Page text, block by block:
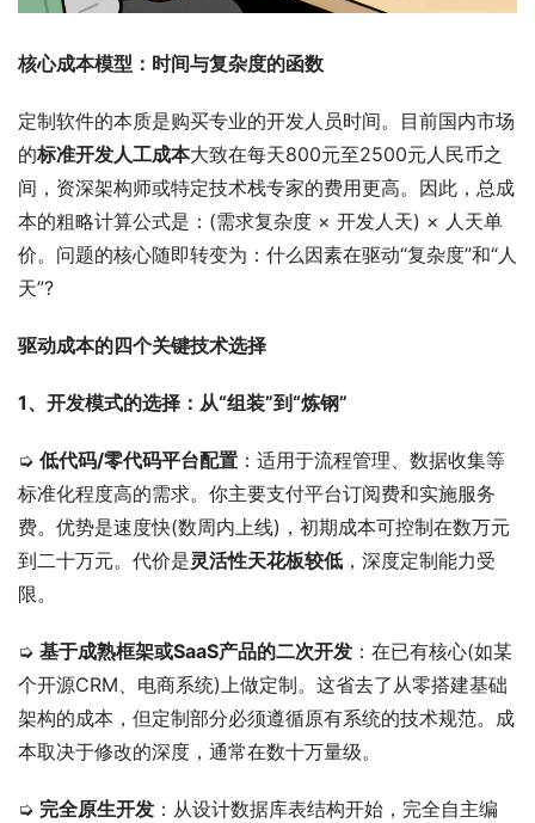
核心成本模型：时间与复杂度的函数
定制软件的本质是购买专业的开发人员时间。目前国内市场
的标准开发人工成本大致在每天800元至2500元人民币之
间，资深架构师或特定技术栈专家的费用更高。因此，总成
本的粗略计算公式是：(需求复杂度 × 开发人天) × 人天单
价。问题的核心随即转变为：什么因素在驱动“复杂度”和“人
天”?
驱动成本的四个关键技术选择
1、开发模式的选择：从“组装”到“炼钢”
➭ 低代码/零代码平台配置 ：适用于流程管理、数据收集等
标准化程度高的需求。你主要支付平台订阅费和实施服务
费。优势是速度快(数周内上线)，初期成本可控制在数万元
到二十万元。代价是灵活性天花板较低 ，深度定制能力受
限。
➭ 基于成熟框架或SaaS产品的二次开发 ：在已有核心(如某
个开源CRM、电商系统)上做定制。这省去了从零搭建基础
架构的成本，但定制部分必须遵循原有系统的技术规范。成
本取决于修改的深度，通常在数十万量级。
➭ 完全原生开发 ：从设计数据库表结构开始，完全自主编